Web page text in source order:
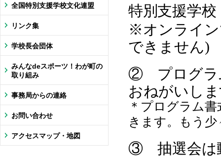
全国特別支援学校文化連盟
リンク集
学校長会団体
みんなdeスポーツ！わが町の
取り組み
事務局からの連絡
お問い合わせ
アクセスマップ・地図
特別支援学校
※オンライ
できません)
② プログ
おねがいし
＊プログラム
きます。
もう
③ 抽選会は